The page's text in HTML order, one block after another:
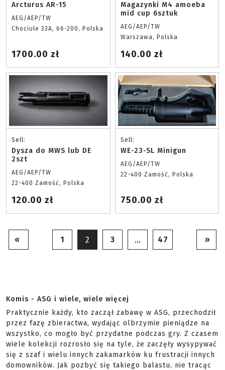
Arcturus AR-15
AEG/AEP/TW
Chociule 33A, 66-200, Polska
1700.00 zł
Magazynki M4 amoeba
mid cup 6sztuk
AEG/AEP/TW
Warszawa, Polska
140.00 zł
Sell:
Dysza do MWS lub DE
2szt
AEG/AEP/TW
22-400 Zamość, Polska
120.00 zł
Sell:
WE-23-SL Minigun
AEG/AEP/TW
22-400 Zamość, Polska
750.00 zł
« 1 2 3 … 47 »
Komis - ASG i wiele, wiele więcej
Praktycznie każdy, kto zaczął zabawę w ASG, przechodził
przez fazę zbieractwa, wydając olbrzymie pieniądze na
wszystko, co mogło być przydatne podczas gry. Z czasem
wiele kolekcji rozrosło się na tyle, że zaczęły wysypywać
się z szaf i wielu innych zakamarków ku frustracji innych
domowników. Jak pozbyć się takiego balastu, nie tracąc